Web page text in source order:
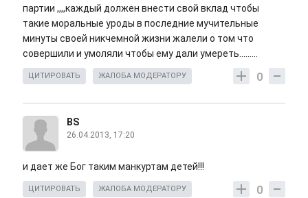
партии ,,,,каждый должен внести свой вклад чтобы
такие моральные уроды в последние мучительные
минуты своей никчемной жизни жалели о том что
совершили и умоляли чтобы ему дали умереть.........
0
ЦИТИРОВАТЬ ЖАЛОБА МОДЕРАТОРУ
BS
26.04.2013, 17:20
и дает же Бог таким манкуртам детей!!!
0
ЦИТИРОВАТЬ ЖАЛОБА МОДЕРАТОРУ